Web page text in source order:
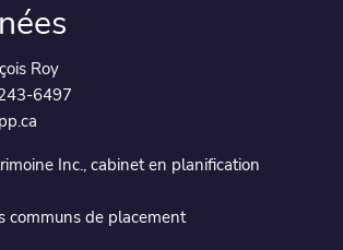
Roy
6497
Inc., cabinet en planification
communs de placement